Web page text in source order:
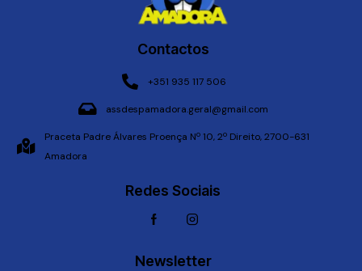
Contactos
+351 935 117 506
assdespamadora.geral@gmail.com
Praceta Padre Álvares Proença Nº 10, 2º Direito, 2700-631
Amadora
Redes Sociais
Newsletter